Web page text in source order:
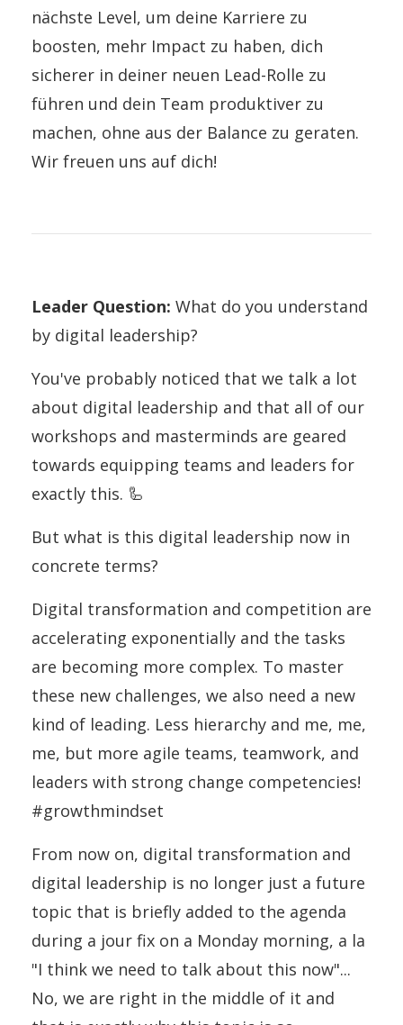
nächste Level, um deine Karriere zu
boosten, mehr Impact zu haben, dich
sicherer in deiner neuen Lead-Rolle zu
führen und dein Team produktiver zu
machen, ohne aus der Balance zu geraten.
Wir freuen uns auf dich!
Leader Question: What do you understand
by digital leadership?
You've probably noticed that we talk a lot
about digital leadership and that all of our
workshops and masterminds are geared
towards equipping teams and leaders for
exactly this. 🦾
But what is this digital leadership now in
concrete terms?
Digital transformation and competition are
accelerating exponentially and the tasks
are becoming more complex. To master
these new challenges, we also need a new
kind of leading. Less hierarchy and me, me,
me, but more agile teams, teamwork, and
leaders with strong change competencies!
#growthmindset
From now on, digital transformation and
digital leadership is no longer just a future
topic that is briefly added to the agenda
during a jour fix on a Monday morning, a la
"I think we need to talk about this now"...
No, we are right in the middle of it and